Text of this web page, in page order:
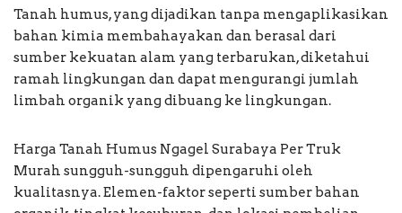
Tanah humus, yang dijadikan tanpa mengaplikasikan
bahan kimia membahayakan dan berasal dari
sumber kekuatan alam yang terbarukan, diketahui
ramah lingkungan dan dapat mengurangi jumlah
limbah organik yang dibuang ke lingkungan.
Harga Tanah Humus Ngagel Surabaya Per Truk
Murah sungguh-sungguh dipengaruhi oleh
kualitasnya. Elemen-faktor seperti sumber bahan